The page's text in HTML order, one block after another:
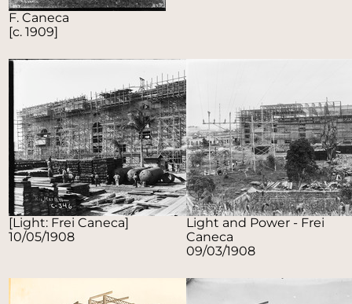
F. Caneca
[c. 1909]
[Light: Frei Caneca]
10/05/1908
Light and Power - Frei
Caneca
09/03/1908